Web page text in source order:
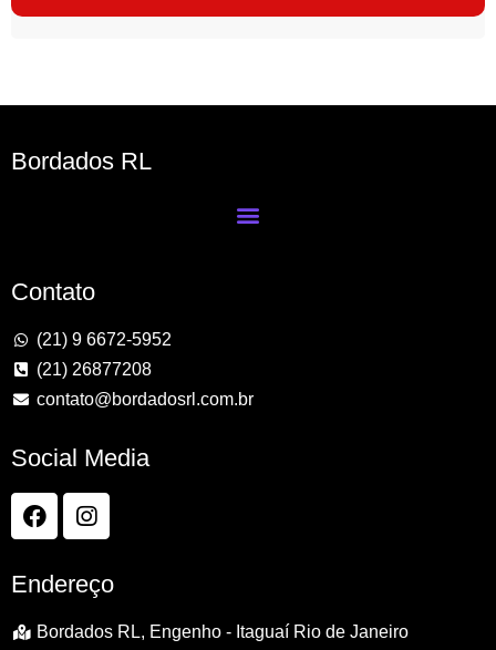
Bordados RL
Contato
(21) 9 6672-5952
(21) 26877208
contato@bordadosrl.com.br
Social Media
Endereço
Bordados RL, Engenho - Itaguaí Rio de Janeiro